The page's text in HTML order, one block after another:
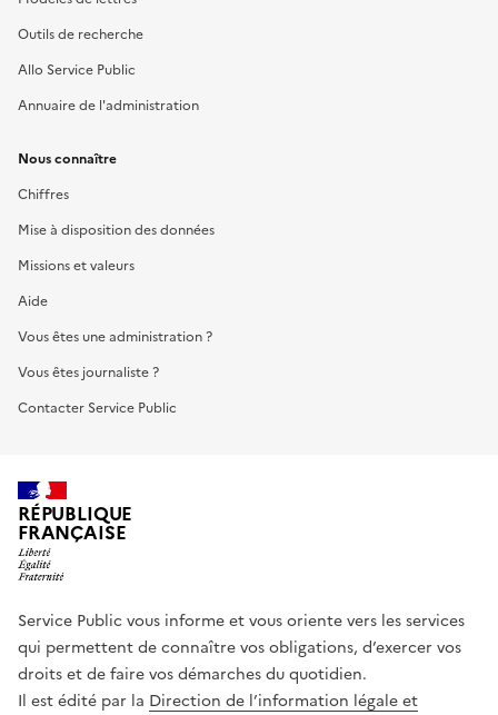
Outils de recherche
Allo Service Public
Annuaire de l'administration
Nous connaître
Chiffres
Mise à disposition des données
Missions et valeurs
Aide
Vous êtes une administration ?
Vous êtes journaliste ?
Contacter Service Public
RÉPUBLIQUE
FRANÇAISE
Service Public vous informe et vous oriente vers les services
qui permettent de connaître vos obligations, d’exercer vos
droits et de faire vos démarches du quotidien.
Il est édité par la Direction de l’information légale et